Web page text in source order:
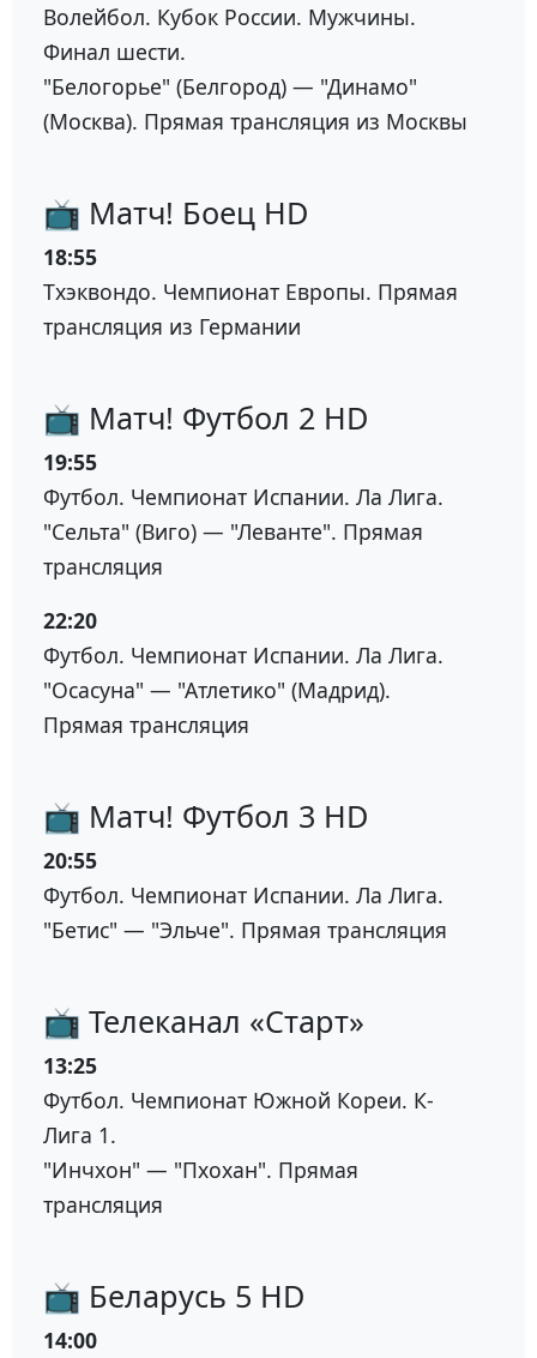
Волейбол. Кубок России. Мужчины.
Финал шести.
"Белогорье" (Белгород) — "Динамо"
(Москва). Прямая трансляция из Москвы
📺 Матч! Боец HD
18:55
Тхэквондо. Чемпионат Европы. Прямая
трансляция из Германии
📺 Матч! Футбол 2 HD
19:55
Футбол. Чемпионат Испании. Ла Лига.
"Сельта" (Виго) — "Леванте". Прямая
трансляция
22:20
Футбол. Чемпионат Испании. Ла Лига.
"Осасуна" — "Атлетико" (Мадрид).
Прямая трансляция
📺 Матч! Футбол 3 HD
20:55
Футбол. Чемпионат Испании. Ла Лига.
"Бетис" — "Эльче". Прямая трансляция
📺 Телеканал «Старт»
13:25
Футбол. Чемпионат Южной Кореи. К-
Лига 1.
"Инчхон" — "Пхохан". Прямая
трансляция
📺 Беларусь 5 HD
14:00